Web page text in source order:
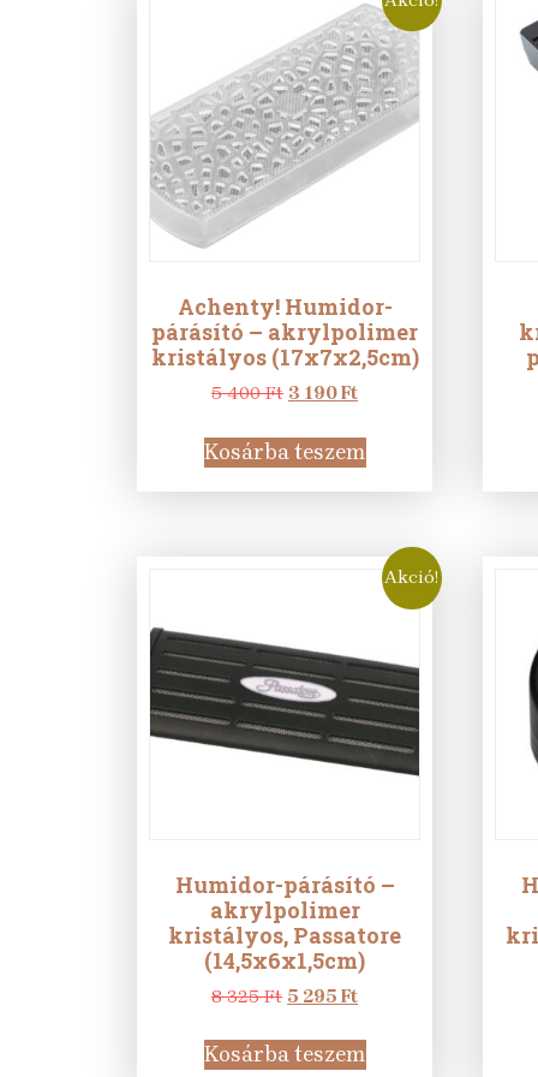
Achenty! Humidor-
párásító – akrylpolimer
kristályos (17x7x2,5cm)
5 400Ft Original
was:
5
400 Ft.
3 190FtCurrent
is:
3
190 Ft.
Kosárba teszem
Akció!
Humidor-párásító –
akrylpolimer
kristályos, Passatore
(14,5x6x1,5cm)
8 325Ft Original
was:
8
5 295FtCurrent
is:
5
Kosárba teszem